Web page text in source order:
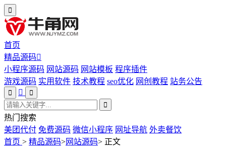
首页
精品源码
小程序源码 网站源码 网站模板 程序插件
游戏源码 实用软件 技术教程 seo优化 网创教程 站务公告
热门搜索
美团代付 免费源码 微信小程序 网址导航 外卖餐饮
首页 > 精品源码>网站源码> 正文